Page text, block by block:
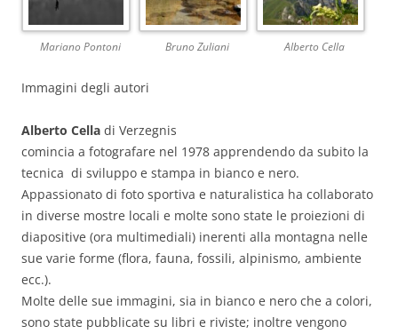
Mariano Pontoni Bruno Zuliani Alberto Cella
Immagini degli autori
Alberto Cella di Verzegnis
comincia a fotografare nel 1978 apprendendo da subito la
tecnica di sviluppo e stampa in bianco e nero.
Appassionato di foto sportiva e naturalistica ha collaborato
in diverse mostre locali e molte sono state le proiezioni di
diapositive (ora multimediali) inerenti alla montagna nelle
sue varie forme (flora, fauna, fossili, alpinismo, ambiente
ecc.).
Molte delle sue immagini, sia in bianco e nero che a colori,
sono state pubblicate su libri e riviste; inoltre vengono